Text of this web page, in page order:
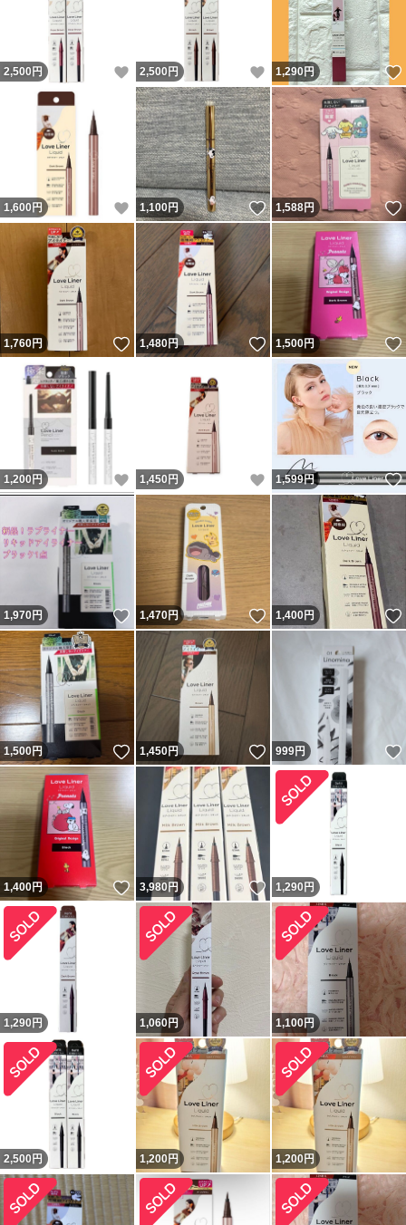
2,500 円 いいね！
2,500 円 いいね！
1,290円
1,600 円 いいね！
1,100円 いいね！
1,588円
1,760円 いいね！
1,480円 いいね！
1,500円
1,200円 いいね！
1,450 円 いいね！
1,599円
1,970円 いいね！
1,470円 いいね！
1,400円
1,500円 いいね！
1,450円 いいね！
999円
1,400円 いいね！
3,980円 いいね！
1,290 円
1,290 円 1,060円 1,100円
2,500 円 1,200円 1,200円